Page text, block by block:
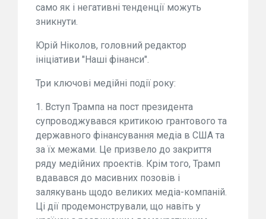
само як і негативні тенденції можуть
зникнути.
Юрій Ніколов, головний редактор
ініціативи "Наші фінанси".
Три ключові медійні події року:
1. Вступ Трампа на пост президента
супроводжувався критикою грантового та
державного фінансування медіа в США та
за їх межами. Це призвело до закриття
ряду медійних проектів. Крім того, Трамп
вдавався до масивних позовів і
залякувань щодо великих медіа-компаній.
Ці дії продемонстрували, що навіть у